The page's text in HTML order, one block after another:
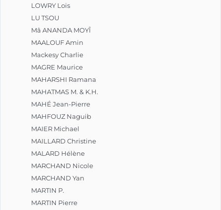
LOWRY Lois
LU TSOU
Mâ ANANDA MOYÎ
MAALOUF Amin
Mackesy Charlie
MAGRE Maurice
MAHARSHI Ramana
MAHATMAS M. & K.H.
MAHÉ Jean-Pierre
MAHFOUZ Naguib
MAIER Michael
MAILLARD Christine
MALARD Hélène
MARCHAND Nicole
MARCHAND Yan
MARTIN P.
MARTIN Pierre